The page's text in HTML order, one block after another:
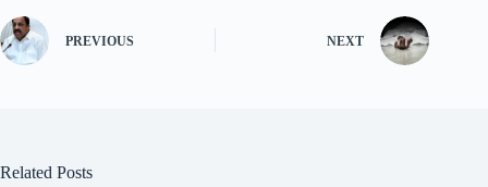
PREVIOUS NEXT
Related Posts